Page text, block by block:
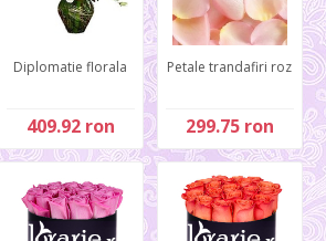
Diplomatie florala
409.92 ron
Petale trandafiri roz
299.75 ron